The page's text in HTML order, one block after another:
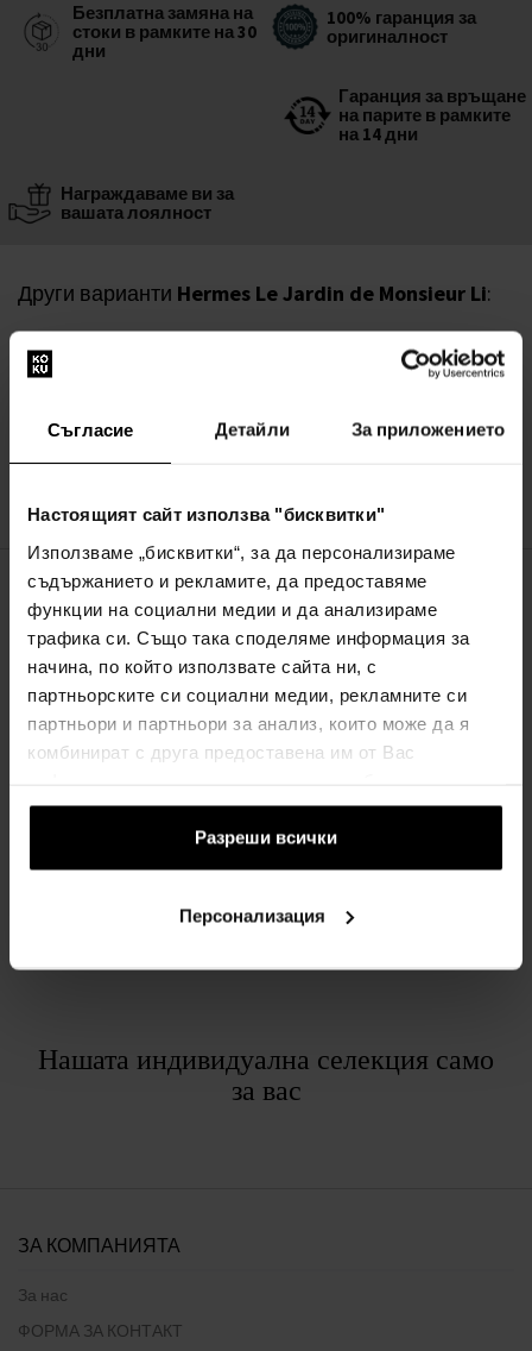
Съгласие Детайли За приложението
Настоящият сайт използва "бисквитки"
Използваме „бисквитки“, за да персонализираме
съдържанието и рекламите, да предоставяме
функции на социални медии и да анализираме
трафика си. Също така споделяме информация за
начина, по който използвате сайта ни, с
партньорските си социални медии, рекламните си
партньори и партньори за анализ, които може да я
комбинират с друга предоставена им от Вас
ползването от Ваша страна на услугите им.
Разреши всички
Персонализация
Безплатна замяна на
стоки в рамките на 30
дни
100% гаранция за
оригиналност
Гаранция за връщане
на парите в рамките
на 14 дни
Награждаваме ви за
вашата лоялност
Други варианти Hermes Le Jardin de Monsieur Li:
Hermes Le Jardin de Monsieur Li Тоалетна
В наличност
СПИСЪК
Hermes Le Jardin de Monsieur Li е въплъщение на естествена
елегантност, чар и красота, обогатени с нотка лукс. Ще
усетите деликатния аромат на жасмин, който е обогатен от
щипка свежа мента и кумкуат. Подарете си хармоничните
тонове на парфюма Hermes Le Jardin de Monsieur Li. Ароматът
ПОДРОБНОСТИ
Нашата индивидуална селекция само
за вас
ЗА КОМПАНИЯТА
За нас
ФОРМА ЗА КОНТАКТ